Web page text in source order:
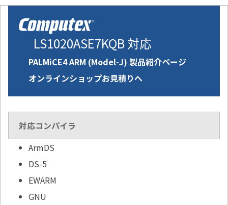
LS1020ASE7KQB 対応
PALMiCE4 ARM (Model-J) 製品紹介ページ
オンラインショップお見積りへ
対応コンパイラ
ArmDS
DS-5
EWARM
GNU